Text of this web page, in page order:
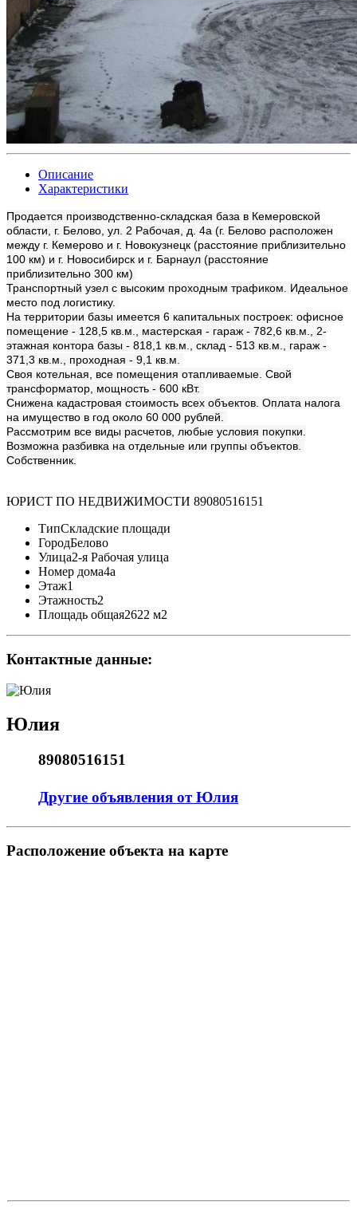
Описание
Характеристики
Продается производственно-складская база в Кемеровской
области, г. Белово, ул. 2 Рабочая, д. 4а (г. Белово расположен
между г. Кемерово и г. Новокузнецк (расстояние приблизительно
100 км) и г. Новосибирск и г. Барнаул (расстояние
приблизительно 300 км)
Транспортный узел с высоким проходным трафиком. Идеальное
место под логистику.
На территории базы имеется 6 капитальных построек: офисное
помещение - 128,5 кв.м., мастерская - гараж - 782,6 кв.м., 2-
этажная контора базы - 818,1 кв.м., склад - 513 кв.м., гараж -
371,3 кв.м., проходная - 9,1 кв.м.
Своя котельная, все помещения отапливаемые. Свой
трансформатор, мощность - 600 кВт.
Снижена кадастровая стоимость всех объектов. Оплата налога
на имущество в год около 60 000 рублей.
Рассмотрим все виды расчетов, любые условия покупки.
Возможна разбивка на отдельные или группы объектов.
Собственник.
ЮРИСТ ПО НЕДВИЖИМОСТИ 89080516151
ТипСкладские площади
ГородБелово
Улица2-я Рабочая улица
Номер дома4а
Этаж1
Этажность2
Площадь общая2622 м2
Контактные данные:
Юлия
89080516151
Другие объявления от Юлия
Pасположение объекта на карте